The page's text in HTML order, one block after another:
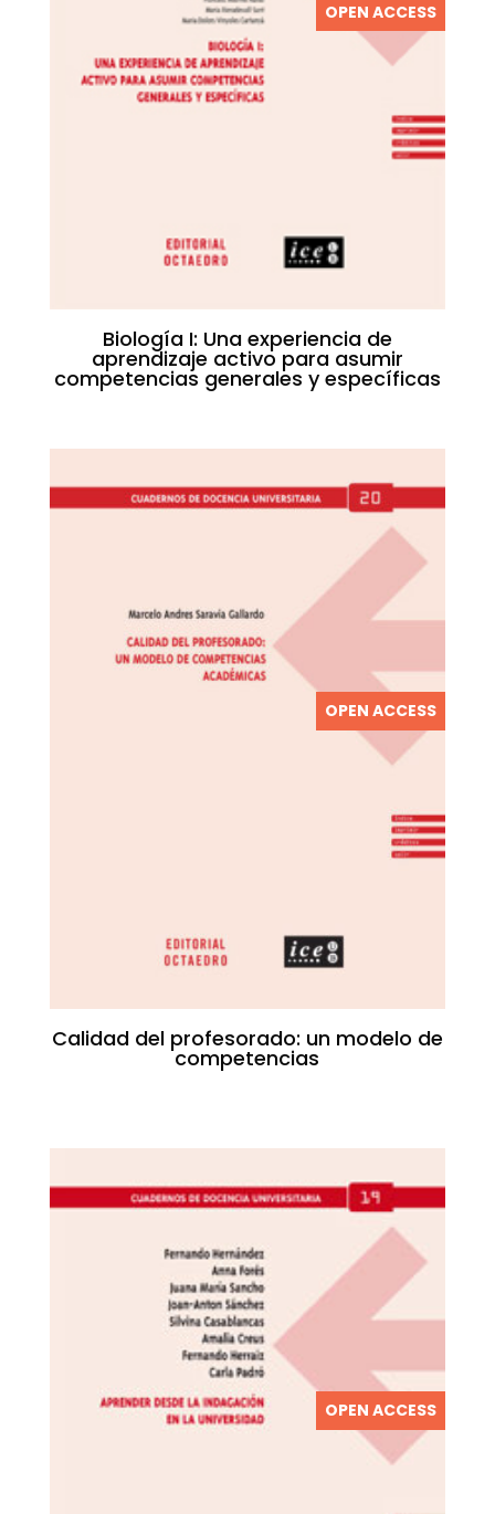
OPEN ACCESS
Biología I: Una experiencia de
aprendizaje activo para asumir
competencias generales y específicas
OPEN ACCESS
Calidad del profesorado: un modelo de
competencias
OPEN ACCESS